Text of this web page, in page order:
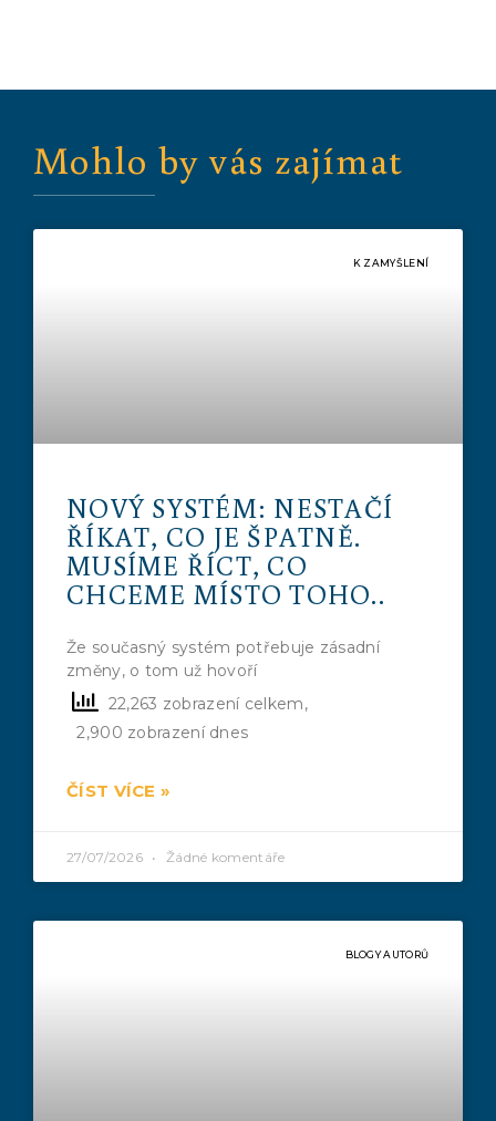
Mohlo by vás zajímat
K ZAMYŠLENÍ
NOVÝ SYSTÉM: NESTAČÍ
ŘÍKAT, CO JE ŠPATNĚ.
MUSÍME ŘÍCT, CO
CHCEME MÍSTO TOHO..
Že současný systém potřebuje zásadní
změny, o tom už hovoří
22,263 zobrazení celkem,
2,900 zobrazení dnes
ČÍST VÍCE »
27/07/2026 Žádné komentáře
BLOGY AUTORŮ